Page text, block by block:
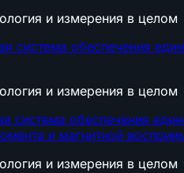
и измерения в целом
система обеспечения
и измерения в целом
обеспечения
и магнитной
и измерения в целом